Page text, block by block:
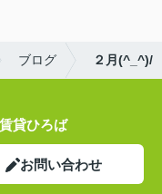
ブログ ２月(^_^)/
貸ひろば
お問い合わせ